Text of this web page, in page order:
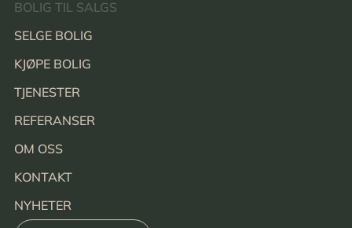
BOLIG TIL SALGS
SELGE BOLIG
KJØPE BOLIG
TJENESTER
REFERANSER
OM OSS
KONTAKT
NYHETER